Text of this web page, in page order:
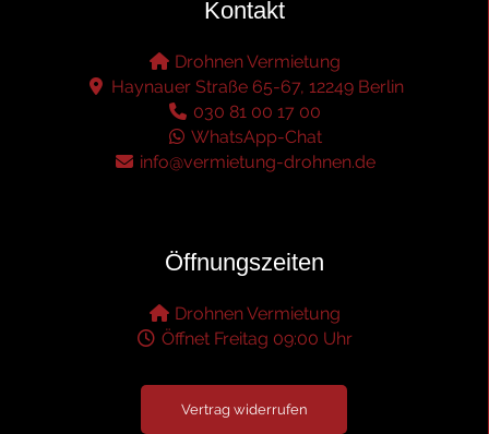
Kontakt
Drohnen Vermietung
Haynauer Straße 65-67, 12249 Berlin
030 81 00 17 00
WhatsApp-Chat
info@vermietung-drohnen.de
Öffnungszeiten
Drohnen Vermietung
Öffnet Freitag 09:00 Uhr
Vertrag widerrufen